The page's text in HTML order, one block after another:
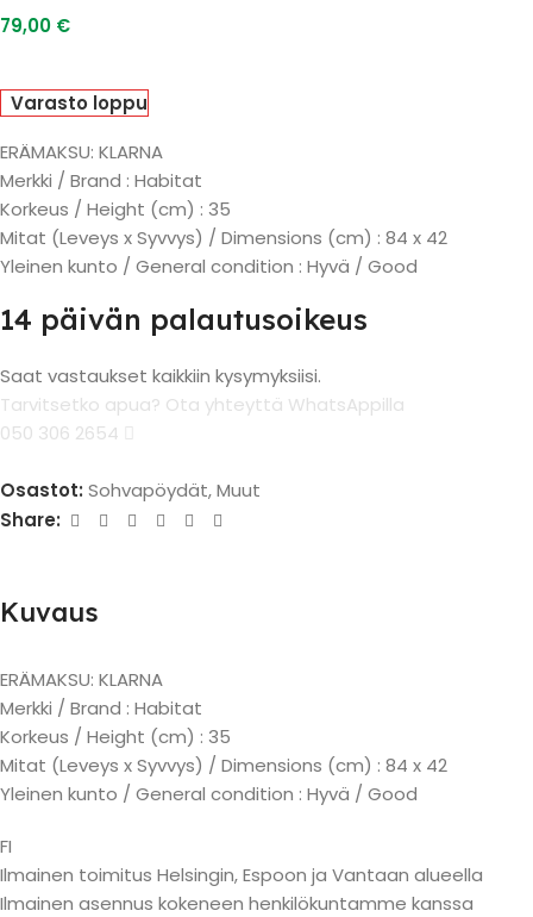
79,00 €
Varasto loppu
ERÄMAKSU: KLARNA
Merkki / Brand : Habitat
Korkeus / Height (cm) : 35
Mitat (Leveys x Syvvys) / Dimensions (cm) : 84 x 42
Yleinen kunto / General condition : Hyvä / Good
14 päivän palautusoikeus
Saat vastaukset kaikkiin kysymyksiisi.
Tarvitsetko apua? Ota yhteyttä WhatsAppilla
050 306 2654
Osastot: Sohvapöydät,Muut
Share:
Kuvaus
ERÄMAKSU: KLARNA
Merkki / Brand : Habitat
Korkeus / Height (cm) : 35
Mitat (Leveys x Syvvys) / Dimensions (cm) : 84 x 42
Yleinen kunto / General condition : Hyvä / Good
FI
Ilmainen toimitus Helsingin, Espoon ja Vantaan alueella
Ilmainen asennus kokeneen henkilökuntamme kanssa